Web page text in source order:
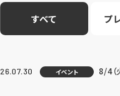
すべて プ
26.07.30 イベント 8/4